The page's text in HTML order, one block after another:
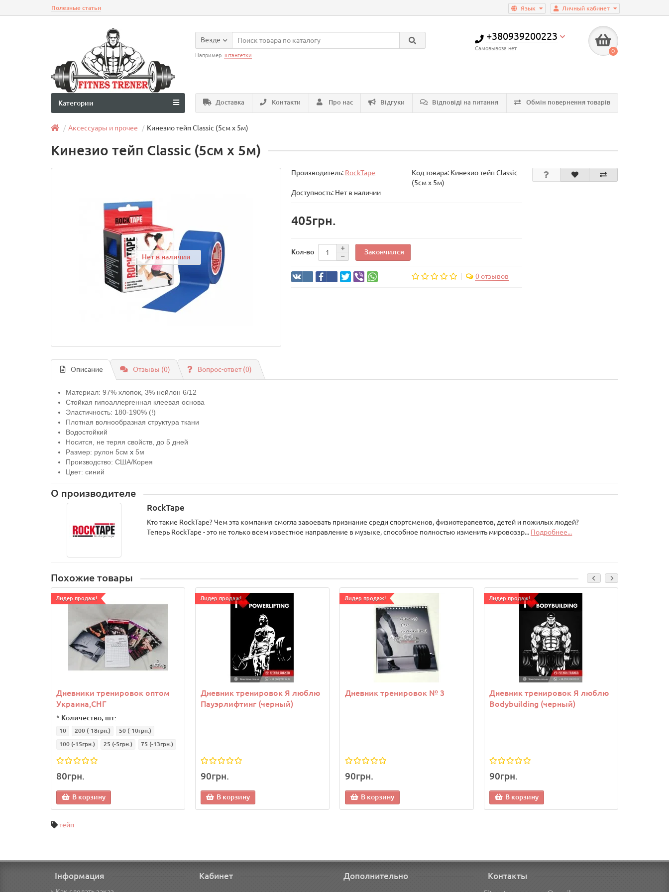
Личный кабинет
Язык
Полезные статьи
+380939200223
Самовывоза нет 0
Везде
Например: штангетки
Доставка Контакти Про нас Відгуки Відповіді на питання Обмін повернення товарів
Категории
Аксессуары и прочее Kинезио тейп Classic (5см х 5м)
Kинезио тейп Classic (5см х 5м)
Нет в наличии
Производитель: RockTape Код товара: Kинезио тейп Classic
(5см х 5м)
Доступность: Нет в наличии
405грн.
Кол-во Закончился
0 отзывов
Описание Отзывы (0) Вопрос-ответ(0)
Материал: 97% хлопок, 3% нейлон 6/12
Стойкая гипоаллергенная клеевая основа
Эластичность: 180-190% (!)
Плотная волнообразная структура ткани
Водостойкий
Носится, не теряя свойств, до 5 дней
Размер: рулон 5см х 5м
Производство: США/Корея
Цвет: синий
О производителе
RockTape
Кто такие RockTape? Чем эта компания смогла завоевать признание среди спортсменов, физиотерапевтов, детей и пожилых людей?
Теперь RockTape - это не только всем известное направление в музыке, способное полностью изменить мировоззр... Подробнее...
Похожие товары
Лидер продаж!
Дневники тренировок оптом
Украина,СНГ
* Количество, шт:
10 200 (-18грн.) 50 (-10грн.)
100 (-15грн.) 25 (-5грн.) 75 (-13грн.)
80грн.
В корзину
Лидер продаж!
Дневник тренировок Я люблю
Пауэрлифтинг (черный)
90грн.
В корзину
Лидер продаж!
Дневник тренировок № 3
90грн.
В корзину
Лидер продаж!
Дневник тренировок Я люблю
Bodybuilding (черный)
90грн.
В корзину
тейп
Інформация Кабинет Дополнительно Контакты